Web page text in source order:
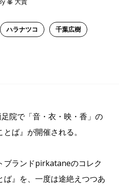
ハラナツコ 千葉広樹
院で「音・衣・映・香」の
ば』が開催される。
ブランドpirkataneのコレク
ば』を、一度は途絶えつつあ